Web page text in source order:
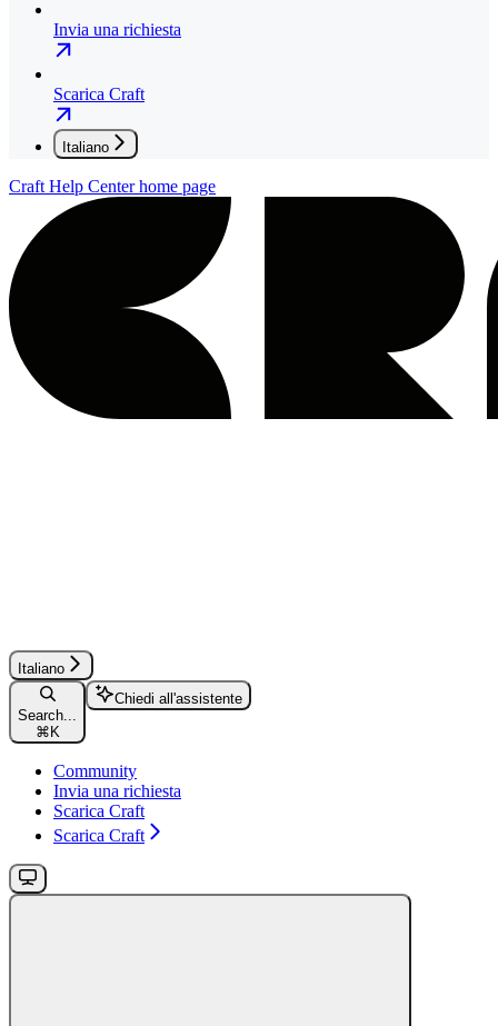
Invia una richiesta
Scarica Craft
Italiano
Craft Help Centerhome page
Italiano
Search...
⌘K
Chiedi all'assistente
Community
Invia una richiesta
Scarica Craft
Scarica Craft